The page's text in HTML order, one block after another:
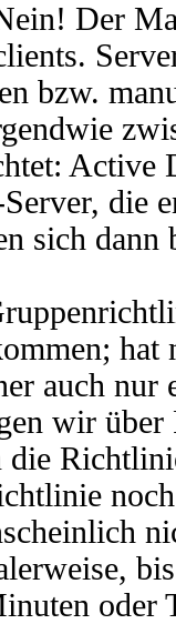
Der
bzw.
Active
die
sich
hat
auch
wir über
die
oder